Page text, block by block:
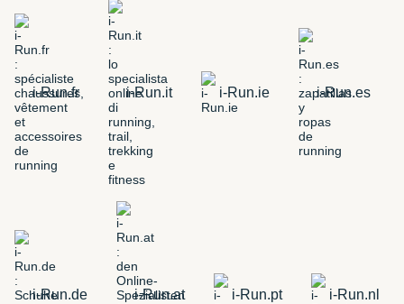
i-Run.fr i-Run.it i-Run.ie i-Run.es
i-Run.de i-Run.at i-Run.pt i-Run.nl